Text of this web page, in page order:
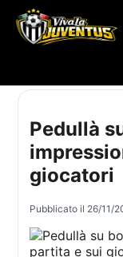
Pedullà
giocatori
Pubblicato il 26/11/